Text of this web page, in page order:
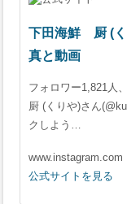
下田海鮮 厨 (く
真と動画
フォロワー1,821人
厨 (くりや)さん
クしよう…
www.instagram.com
公式サイトを見る